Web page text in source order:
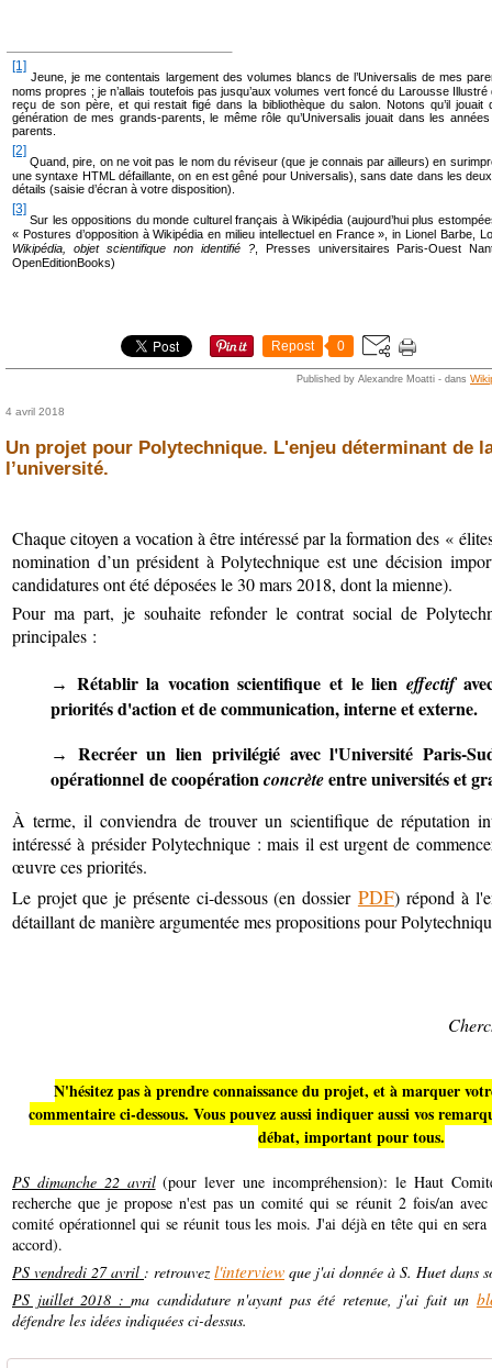
[1]
Jeune, je me contentais largement des volumes blancs de l’Universalis de mes
noms propres ; je n’allais toutefois pas jusqu’aux volumes vert foncé du Larousse
reçu de son père, et qui restait figé dans la bibliothèque du salon. Notons qu’il
génération de mes grands-parents, le même rôle qu’Universalis jouait dans les
parents.
[2]
Quand, pire, on ne voit pas le nom du réviseur (que je connais par ailleurs) en
une syntaxe HTML défaillante, on en est gêné pour Universalis), sans date dans les
détails (saisie d’écran à votre disposition).
[3]
Sur les oppositions du monde culturel français à Wikipédia (aujourd’hui plus
« Postures d’opposition à Wikipédia en milieu intellectuel en France », in Lionel Barbe,
Wikipédia, objet scientifique non identifié ?, Presses universitaires Paris-Ouest
OpenEditionBooks)
Repost 0
Published by Alexandre Moatti - dans
4 avril 2018
Un projet pour Polytechnique. L'enjeu déterminant de
l’université.
Chaque citoyen a vocation à être intéressé par la formation des «
nomination d’un président à Polytechnique est une décision
candidatures ont été déposées le 30 mars 2018, dont la mienne).
Pour ma part, je souhaite refonder le contrat social de
principales :
→ Rétablir la vocation scientifique et le lien effectif
priorités d'action et de communication, interne et externe.
→
Recréer un lien privilégié avec l'Université Paris-
opérationnel de coopérationconcrèteentre universités et
À terme, il conviendra de trouver un scientifique de réputation
intéressé à présider Polytechnique : mais il est urgent de
œuvre ces priorités.
Le projet que je présente ci-dessous (en dossier PDF) répond à
détaillant de manière argumentée mes propositions pour
N'hésitez pas à prendre connaissance du projet, et à marquer
commentaire ci-dessous. Vous pouvez aussi indiquer aussi vos
débat, important pour tous.
PS dimanche 22 avril(pour lever une incompréhension): le Haut
recherche que je propose n'est pas un comité qui se réunit 2 fois/an
comité opérationnel qui se réunit tous les mois. J'ai déjà en tête qui en
accord).
PS vendredi 27 avril : retrouvezl'interview que j'ai donnée à S. Huet dans
PS juillet 2018 :ma candidature n'ayant pas été retenue, j'ai fait un
défendre les idées indiquées ci-dessus.